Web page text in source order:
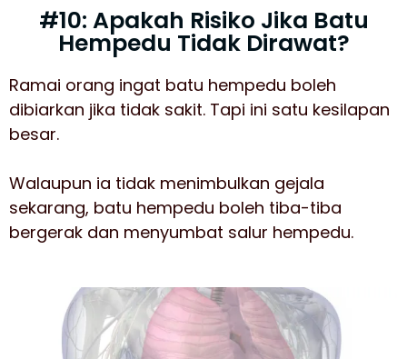
#10: Apakah Risiko Jika Batu
Hempedu Tidak Dirawat?
Ramai orang ingat batu hempedu boleh
dibiarkan jika tidak sakit. Tapi ini satu kesilapan
besar.
Walaupun ia tidak menimbulkan gejala
sekarang, batu hempedu boleh tiba-tiba
bergerak dan menyumbat salur hempedu.